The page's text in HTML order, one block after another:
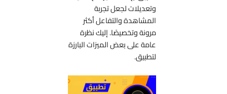
وتعديلات لجعل تجربة
المشاهدة والتفاعل أكثر
مرونة وتخصيصًا. إليك نظرة
عامة على بعض الميزات البارزة
لتطبيق.